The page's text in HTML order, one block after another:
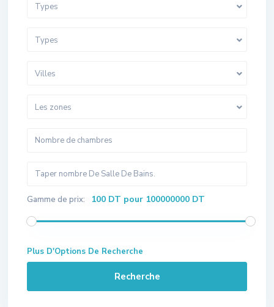
Types
Types
Villes
Les zones
Gamme de prix: 100 DT pour 100000000 DT
Plus D'Options De Recherche
Recherche